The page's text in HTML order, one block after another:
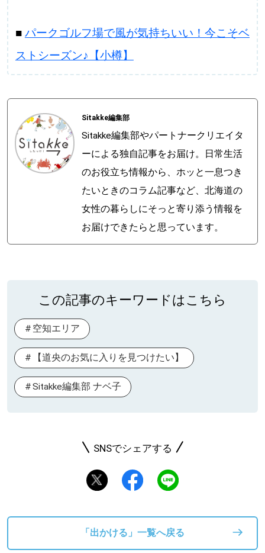
■ パークゴルフ場で風が気持ちいい！今こそベ
ストシーズン♪【小樽】
Sitakke編集部
Sitakke編集部やパートナークリエイタ
ーによる独自記事をお届け。日常生活
のお役立ち情報から、ホッと一息つき
たいときのコラム記事など、北海道の
女性の暮らしにそっと寄り添う情報を
お届けできたらと思っています。
この記事のキーワードはこちら
空知エリア
【道央のお気に入りを見つけたい】
Sitakke編集部 ナベ子
SNSでシェアする
「出かける」一覧へ戻る